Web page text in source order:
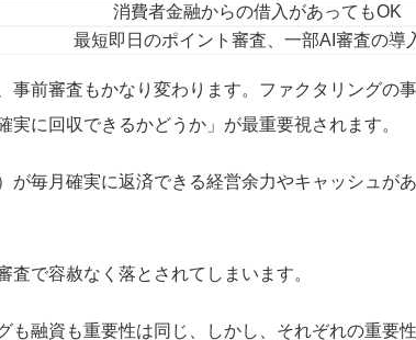
消費者金融からの借入があってもOK
最短即日のポイント審査、一部AI審査の導
事前審査もかなり変わります。ファクタリングの
実に回収できるかどうか」が最重要視されます。
が毎月確実に返済できる経営余力やキャッシュが
査で容赦なく落とされてしまいます。
も融資も重要性は同じ、しかし、それぞれの重要